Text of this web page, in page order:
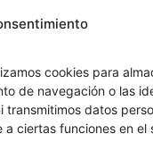
cookies para
de navegación o las
transmitimos datos
ciertas funciones en el